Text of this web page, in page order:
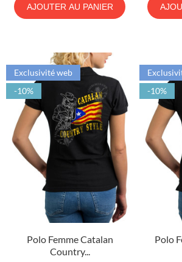
AJOUTER AU PANIER
Polo Femme Catalan
Country...
Exclusivité web
-10%
Polo
-10%